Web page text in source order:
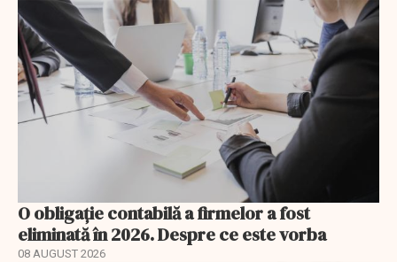
O obligație contabilă a firmelor a fost
eliminată în 2026. Despre ce este vorba
08 AUGUST 2026